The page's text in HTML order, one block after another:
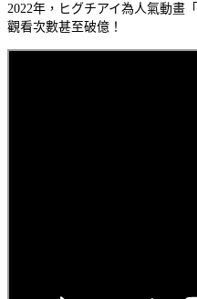
2022年，ヒグチアイ為人氣動畫
觀看次數甚至破億！